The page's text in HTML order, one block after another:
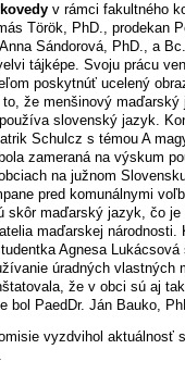
v rámci fakultného
Török, PhD., prodekan
Sándorová, PhD., a
tájképe. Svoju prácu
poskytnúť ucelený
že menšinový
slovenský jazyk.
Schulcz s témou A
zameraná na výskum
na južnom
pred komunálnymi
skôr maďarský jazyk, čo
maďarskej
Agnesa
úradných
že v obci sú aj
bol PaedDr. Ján Bauko,
vyzdvihol aktuálnosť